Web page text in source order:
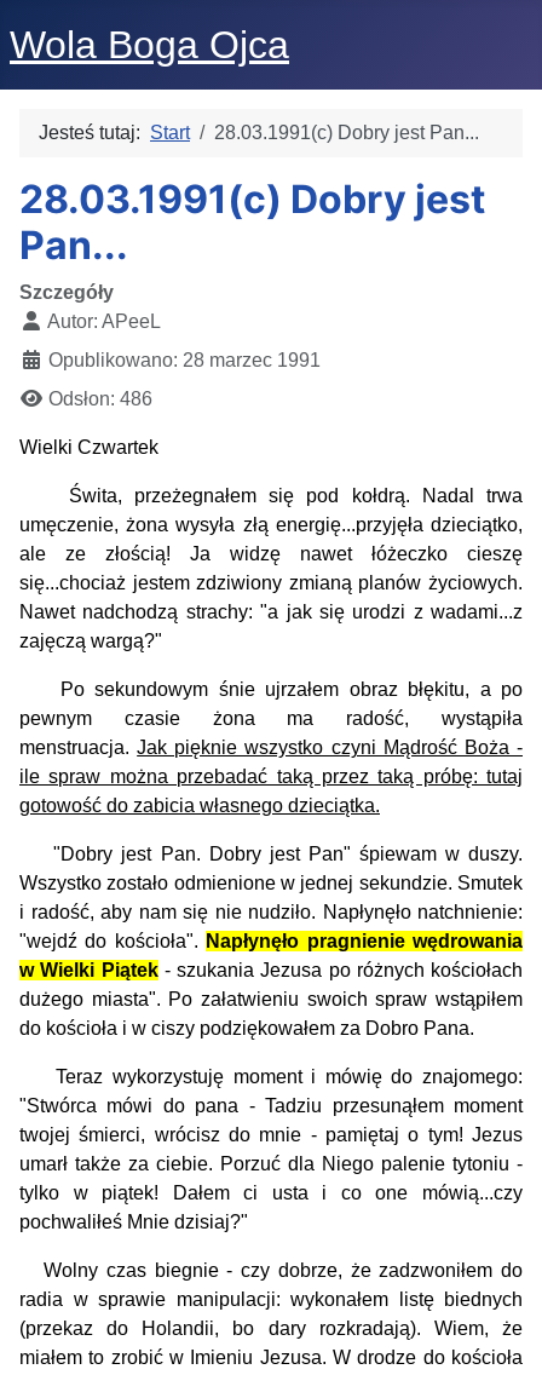
Wola Boga Ojca
Jesteś tutaj: Start 28.03.1991(c) Dobry jest Pan...
28.03.1991(c) Dobry jest
Pan...
Szczegóły
Autor: APeeL
Opublikowano: 28 marzec 1991
Odsłon: 486
Wielki Czwartek
Świta, przeżegnałem się pod kołdrą. Nadal trwa
umęczenie, żona wysyła złą energię...przyjęła dzieciątko,
ale ze złością! Ja widzę nawet łóżeczko cieszę
się...chociaż jestem zdziwiony zmianą planów życiowych.
Nawet nadchodzą strachy: "a jak się urodzi z wadami...z
zajęczą wargą?"
Po sekundowym śnie ujrzałem obraz błękitu, a po
pewnym czasie żona ma radość, wystąpiła
menstruacja.Jak pięknie wszystko czyni Mądrość Boża -
ile spraw można przebadać taką przez taką próbę: tutaj
gotowość do zabicia własnego dzieciątka.
"Dobry jest Pan. Dobry jest Pan" śpiewam w duszy.
Wszystko zostało odmienione w jednej sekundzie. Smutek
i radość, aby nam się nie nudziło. Napłynęło natchnienie:
"wejdź do kościoła". Napłynęło pragnienie wędrowania
w Wielki Piątek- szukania Jezusa po różnych kościołach
dużego miasta". Po załatwieniu swoich spraw wstąpiłem
do kościoła i w ciszy podziękowałem za Dobro Pana.
Teraz wykorzystuję moment i mówię do znajomego:
"Stwórca mówi do pana - Tadziu przesunąłem moment
twojej śmierci, wrócisz do mnie - pamiętaj o tym! Jezus
umarł także za ciebie. Porzuć dla Niego palenie tytoniu -
tylko w piątek! Dałem ci usta i co one mówią...czy
pochwaliłeś Mnie dzisiaj?"
Wolny czas biegnie - czy dobrze, że zadzwoniłem do
radia w sprawie manipulacji: wykonałem listę biednych
(przekaz do Holandii, bo dary rozkradają). Wiem, że
miałem to zrobić w Imieniu Jezusa. W drodze do kościoła